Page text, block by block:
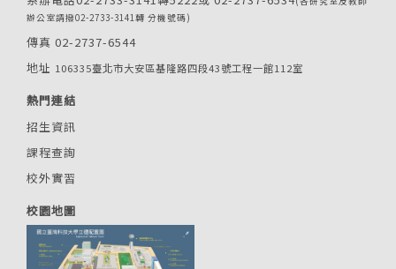
辦公室請撥02-2733-3141轉 分機號碼)
傳真 02-2737-6544
地址 106335臺北市大安區基隆路四段43號工程一館112室
熱門連結
招生資訊
課程查詢
校外實習
校園地圖